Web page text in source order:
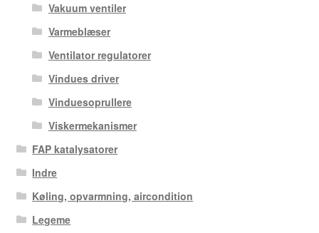
Vakuum ventiler
Varmeblæser
Ventilator regulatorer
Vindues driver
Vinduesoprullere
Viskermekanismer
FAP katalysatorer
Indre
Køling, opvarmning, aircondition
Legeme